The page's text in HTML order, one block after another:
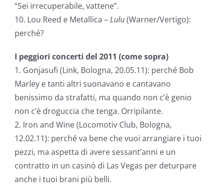
“Sei irrecuperabile, vattene”.
10. Lou Reed e Metallica –Lulu(Warner/Vertigo):
perché?
I peggiori concerti del 2011 (come sopra)
1. Gonjasufi (Link, Bologna, 20.05.11): perché Bob
Marley e tanti altri suonavano e cantavano
benissimo da strafatti, ma quando non c’è genio
non c’è droguccia che tenga. Orripilante.
2. Iron and Wine (Locomotiv Club, Bologna,
12.02.11): perché va bene che vuoi arrangiare i tuoi
pezzi, ma aspetta di avere sessant’anni e un
contratto in un casinò di Las Vegas per deturpare
anche i tuoi brani più belli.